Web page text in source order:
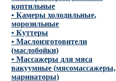
коптильные
• Камеры холодильные,
морозильные
• Куттеры
• Маслоизготовители
(маслобойки)
• Массажеры для мяса
вакуумные (мясомассажеры,
маринаторы)